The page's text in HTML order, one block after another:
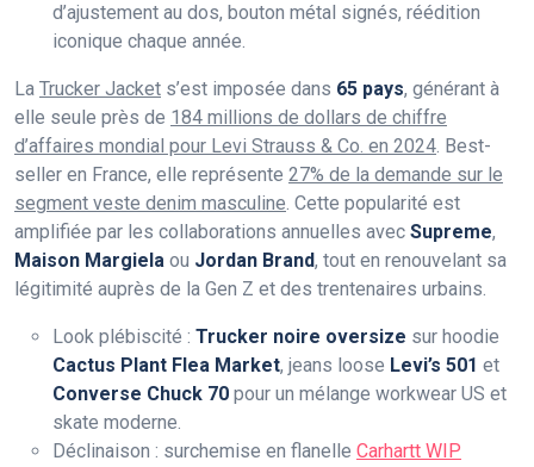
d’ajustement au dos, bouton métal signés, réédition
iconique chaque année.
La Trucker Jacket s’est imposée dans 65 pays, générant à
elle seule près de 184 millions de dollars de chiffre
d’affaires mondial pour Levi Strauss & Co. en 2024. Best-
seller en France, elle représente 27% de la demande sur le
segment veste denim masculine. Cette popularité est
amplifiée par les collaborations annuelles avec Supreme,
Maison Margiela ou Jordan Brand, tout en renouvelant sa
légitimité auprès de la Gen Z et des trentenaires urbains.
Look plébiscité : Trucker noire oversize sur hoodie
Cactus Plant Flea Market, jeans loose Levi’s 501 et
Converse Chuck 70 pour un mélange workwear US et
skate moderne.
Déclinaison : surchemise en flanelle Carhartt WIP